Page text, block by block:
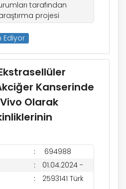
tarafından
projesi
Ediyor
Kanserinde
Olarak
694988
01.04.2024 -
2593141 Türk